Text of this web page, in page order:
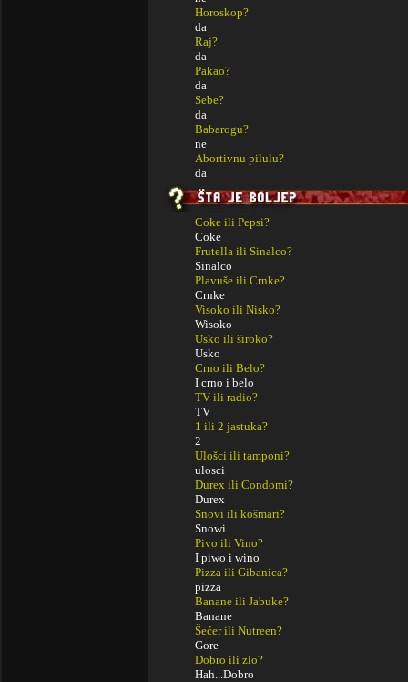
Horoskop?
da
Raj?
da
Pakao?
da
Sebe?
da
Babarogu?
ne
Abortivnu pilulu?
da
Coke ili Pepsi?
Coke
Frutella ili Sinalco?
Sinalco
Plavuše ili Crnke?
Crnke
Visoko ili Nisko?
Wisoko
Usko ili široko?
Usko
Crno ili Belo?
I crno i belo
TV ili radio?
TV
1 ili 2 jastuka?
2
Ulošci ili tamponi?
ulosci
Durex ili Condomi?
Durex
Snovi ili košmari?
Snowi
Pivo ili Vino?
I piwo i wino
Pizza ili Gibanica?
pizza
Banane ili Jabuke?
Banane
Šećer ili Nutreen?
Gore
Dobro ili zlo?
Hah...Dobro